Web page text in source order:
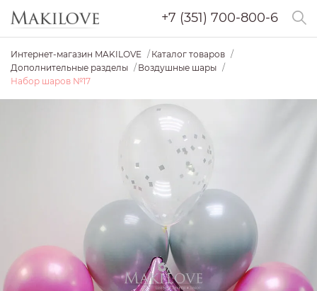
+7 (351) 700-800-6
Интернет-магазин MAKILOVE
Каталог товаров
Дополнительные разделы
Воздушные шары
Набор шаров №17